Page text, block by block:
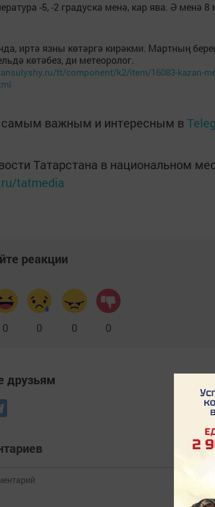
-5, -2 градуска менә, кар ява. Ә менә 8
иртә язны көтәргә кирәкми. Мартның
көтәбез, ди метеоролог.
tt/component/k2/item/16083-kazan-
самым важным и интересным в
Татарстана в национальном
tatmedia
реакции
0 0 0 0
друзьям